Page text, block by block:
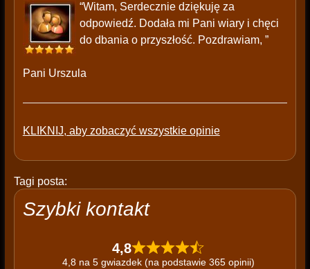
“Witam, Serdecznie dziękuję za
odpowiedź. Dodała mi Pani wiary i chęci
do dbania o przyszłość. Pozdrawiam, ”
Pani Urszula
KLIKNIJ, aby zobaczyć wszystkie opinie
Tagi posta:
Szybki kontakt
4,8
4,8 na 5 gwiazdek (na podstawie 365 opinii)